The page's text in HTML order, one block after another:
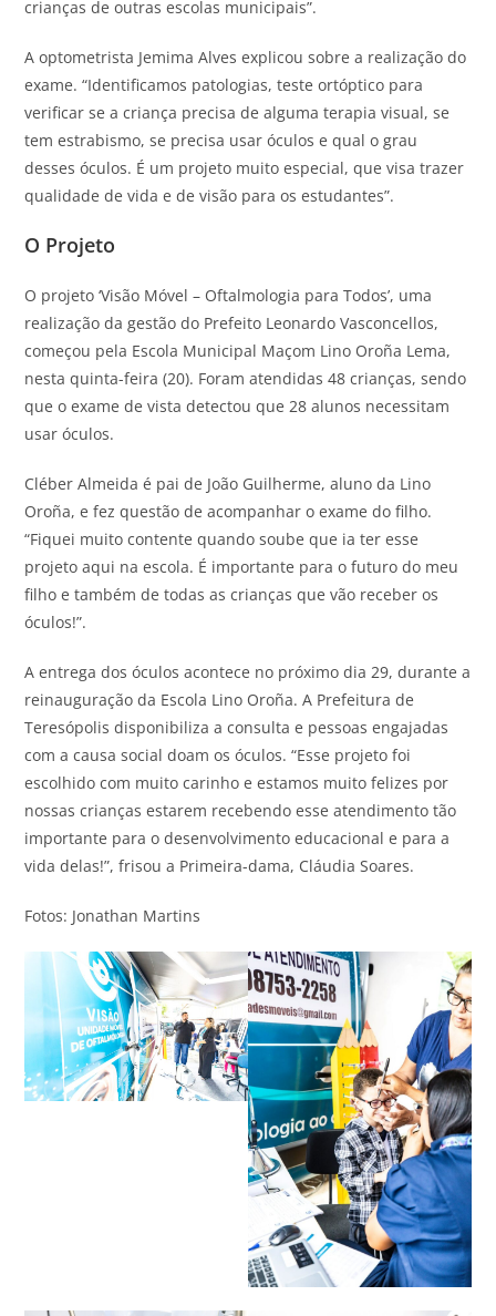
crianças de outras escolas municipais”.
A optometrista Jemima Alves explicou sobre a realização do
exame. “Identificamos patologias, teste ortóptico para
verificar se a criança precisa de alguma terapia visual, se
tem estrabismo, se precisa usar óculos e qual o grau
desses óculos. É um projeto muito especial, que visa trazer
qualidade de vida e de visão para os estudantes”.
O Projeto
O projeto ‘Visão Móvel – Oftalmologia para Todos’, uma
realização da gestão do Prefeito Leonardo Vasconcellos,
começou pela Escola Municipal Maçom Lino Oroña Lema,
nesta quinta-feira (20). Foram atendidas 48 crianças, sendo
que o exame de vista detectou que 28 alunos necessitam
usar óculos.
Cléber Almeida é pai de João Guilherme, aluno da Lino
Oroña, e fez questão de acompanhar o exame do filho.
“Fiquei muito contente quando soube que ia ter esse
projeto aqui na escola. É importante para o futuro do meu
filho e também de todas as crianças que vão receber os
óculos!”.
A entrega dos óculos acontece no próximo dia 29, durante a
reinauguração da Escola Lino Oroña. A Prefeitura de
Teresópolis disponibiliza a consulta e pessoas engajadas
com a causa social doam os óculos. “Esse projeto foi
escolhido com muito carinho e estamos muito felizes por
nossas crianças estarem recebendo esse atendimento tão
importante para o desenvolvimento educacional e para a
vida delas!”, frisou a Primeira-dama, Cláudia Soares.
Fotos: Jonathan Martins